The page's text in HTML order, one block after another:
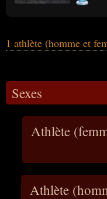
maladie
1 athlète (homme et
Sexes
Athlète
Athlète